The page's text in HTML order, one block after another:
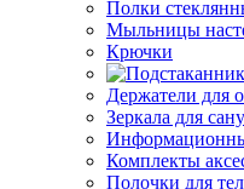
Полки
Мыльницы
Крючки
Держатели для
Зеркала для
Комплекты
Полочки для